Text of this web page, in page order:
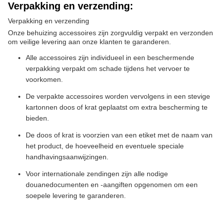
Verpakking en verzending:
Verpakking en verzending
Onze behuizing accessoires zijn zorgvuldig verpakt en verzonden
om veilige levering aan onze klanten te garanderen.
Alle accessoires zijn individueel in een beschermende
verpakking verpakt om schade tijdens het vervoer te
voorkomen.
De verpakte accessoires worden vervolgens in een stevige
kartonnen doos of krat geplaatst om extra bescherming te
bieden.
De doos of krat is voorzien van een etiket met de naam van
het product, de hoeveelheid en eventuele speciale
handhavingsaanwijzingen.
Voor internationale zendingen zijn alle nodige
douanedocumenten en -aangiften opgenomen om een
soepele levering te garanderen.